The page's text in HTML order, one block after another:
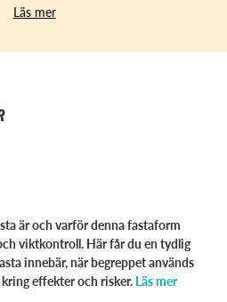
Läs mer
är och varför denna fastaform
viktkontroll. Här får du en tydlig
innebär, när begreppet används
effekter och risker. Läs mer